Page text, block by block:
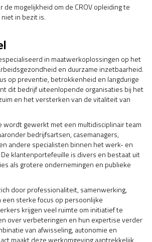
de mogelijkheid om de CROV opleiding te
in bezit is.
in maatwerkoplossingen op het
en duurzame inzetbaarheid.
op preventie, betrokkenheid en langdurige
dit bedrijf uiteenlopende organisaties bij het
en het versterken van de vitaliteit van
wordt gewerkt met een multidisciplinair team
bedrijfsartsen, casemanagers,
andere specialisten binnen het werk- en
klantenportefeuille is divers en bestaat uit
als grotere ondernemingen en publieke
door professionaliteit, samenwerking,
sterke focus op persoonlijke
krijgen veel ruimte om initiatief te
over verbeteringen en hun expertise verder
van afwisseling, autonomie en
maakt deze werkomgeving aantrekkelijk